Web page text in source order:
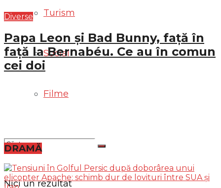
Turism
Social
Filme
Nici un rezultat
Diverse
Papa Leon și Bad Bunny, față în
față la Bernabéu. Ce au în comun
cei doi
DRAMĂ